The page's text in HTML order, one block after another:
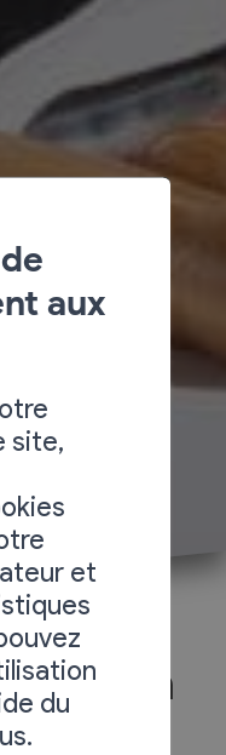
aux
site,
et
du